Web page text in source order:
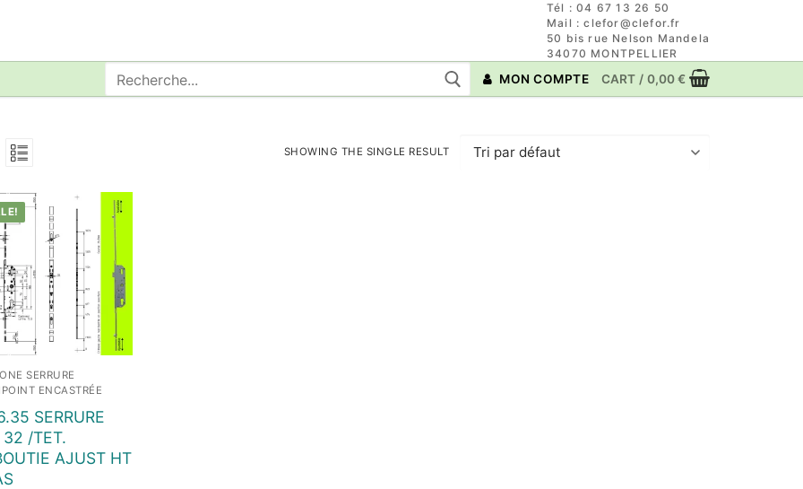
Tél : 04 67 13 26 50
Mail : clefor@clefor.fr
50 bis rue Nelson Mandela
34070 MONTPELLIER
Rechercher
:
MON COMPTE CART / 0,00€
SHOWING THE SINGLE RESULT
SERRURE
ENCASTRÉE
SERRURE
32 /TET.
AJUST HT